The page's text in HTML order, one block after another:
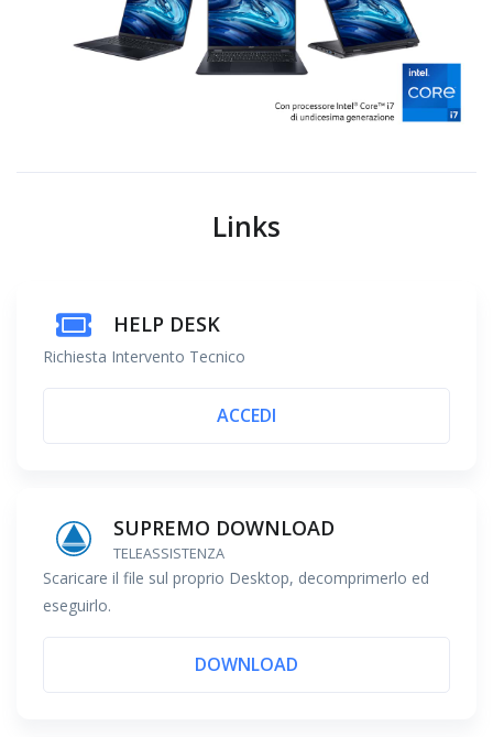
Links
HELP DESK
Richiesta Intervento Tecnico
ACCEDI
SUPREMO DOWNLOAD
TELEASSISTENZA
Scaricare il file sul proprio Desktop, decomprimerlo ed
eseguirlo.
DOWNLOAD